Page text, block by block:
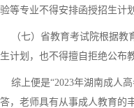
验等专业不得安排函授招生计
（七）省教育考试院根据教
生计划，也不得擅自拒绝公布
综上便是“2023年湖南成人
答，老师具有从事成人教育的